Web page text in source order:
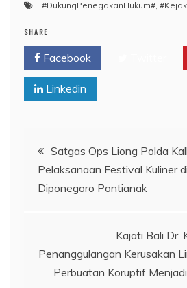
#DukungPenegakanHukum#
SHARE
Facebook
Linkedin
Navigasi
pos
Satgas Ops Liong Polda
Pelaksanaan Festival Kuliner
Diponegoro Pontianak
Kajati Bali Dr.
Penanggulangan Kerusakan
Perbuatan Koruptif